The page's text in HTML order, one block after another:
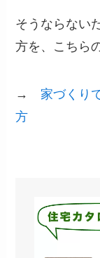
そうならない
方を、こちら
→ 家づくり
方